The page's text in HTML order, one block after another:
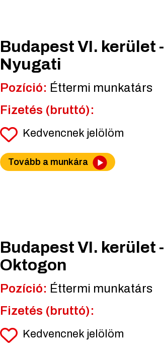
Budapest VI. kerület -
Nyugati
Pozíció: Éttermi munkatárs
Fizetés (bruttó):
Kedvencnek jelölöm
Tovább a munkára
Budapest VI. kerület -
Oktogon
Pozíció: Éttermi munkatárs
Fizetés (bruttó):
Kedvencnek jelölöm